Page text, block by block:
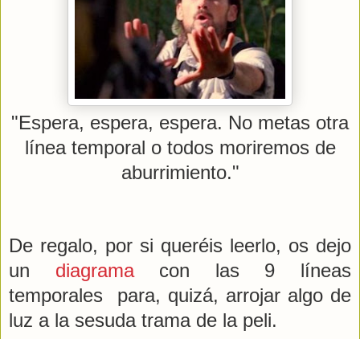
"Espera, espera, espera. No metas otra
línea temporal o todos moriremos de
aburrimiento."
De regalo, por si queréis leerlo, os dejo
un
diagrama
con las 9 líneas
temporales para, quizá, arrojar algo de
luz a la sesuda trama de la peli.